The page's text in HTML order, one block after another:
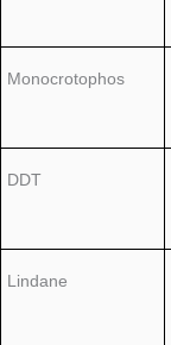
Monocrotophos
DDT
Lindane